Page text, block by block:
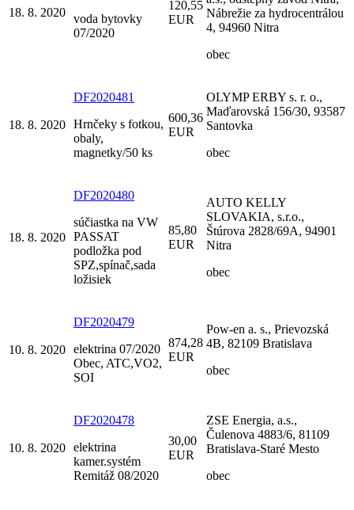
18. 8. 2020 voda bytovky
07/2020
120,55
EUR
Nábrežie za hydrocentrálou
4, 94960 Nitra
obec
18. 8. 2020
DF2020481
Hrnčeky s fotkou,
obaly,
magnetky/50 ks
600,36
EUR
OLYMP ERBY s. r. o.,
Maďarovská 156/30, 93587
Santovka
obec
18. 8. 2020
DF2020480
súčiastka na VW
PASSAT
podložka pod
SPZ,spínač,sada
ložisiek
85,80
EUR
AUTO KELLY
SLOVAKIA, s.r.o.,
Štúrova 2828/69A, 94901
Nitra
obec
10. 8. 2020
DF2020479
elektrina 07/2020
Obec, ATC,VO2,
SOI
874,28
EUR
Pow-en a. s., Prievozská
4B, 82109 Bratislava
obec
10. 8. 2020
DF2020478
elektrina
kamer.systém
Remitáž 08/2020
30,00
EUR
ZSE Energia, a.s.,
Čulenova 4883/6, 81109
Bratislava-Staré Mesto
obec